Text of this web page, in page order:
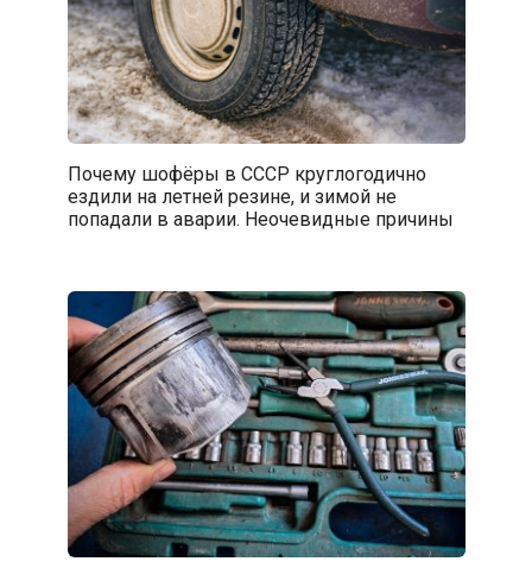
Почему шофёры в СССР круглогодично
ездили на летней резине, и зимой не
попадали в аварии. Неочевидные причины